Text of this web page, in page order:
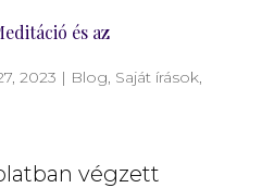
és az
2023 | Blog Saját írások
végzett